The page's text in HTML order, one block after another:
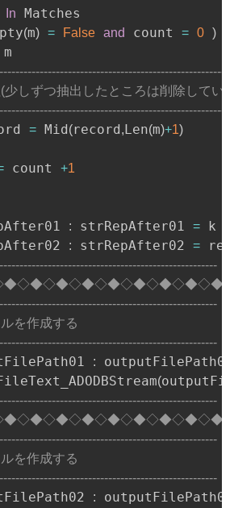
In Matches
(m) = False and count = 0 )
m
少しずつ抽出したところは削除してい
= Mid(record,Len(m)+1)
count +1
: strRepAfter01 =
: strRepAfter02 =
を作成する
:
(
を作成する
: